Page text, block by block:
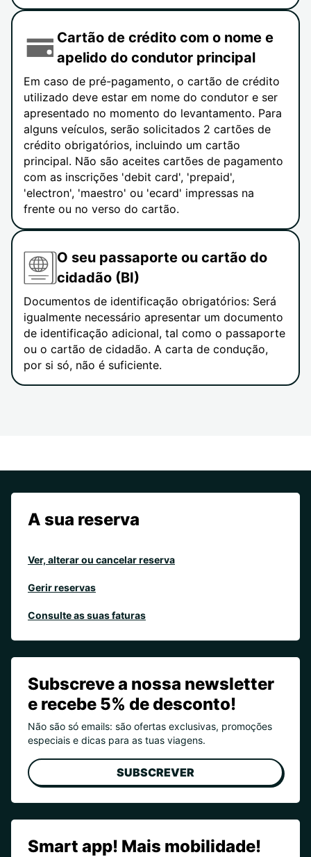
Cartão de crédito com o nome e
apelido do condutor principal
Em caso de pré-pagamento, o cartão de crédito
utilizado deve estar em nome do condutor e ser
apresentado no momento do levantamento. Para
alguns veículos, serão solicitados 2 cartões de
crédito obrigatórios, incluindo um cartão
principal. Não são aceites cartões de pagamento
com as inscrições 'debit card', 'prepaid',
'electron', 'maestro' ou 'ecard' impressas na
frente ou no verso do cartão.
O seu passaporte ou cartão do
cidadão (BI)
Documentos de identificação obrigatórios: Será
igualmente necessário apresentar um documento
de identificação adicional, tal como o passaporte
ou o cartão de cidadão. A carta de condução,
por si só, não é suficiente.
A sua reserva
Ver, alterar ou cancelar reserva
Gerir reservas
Consulte as suas faturas
Subscreve a nossa newsletter
e recebe 5% de desconto!
Não são só emails: são ofertas exclusivas, promoções
especiais e dicas para as tuas viagens.
SUBSCREVER
Smart app! Mais mobilidade!